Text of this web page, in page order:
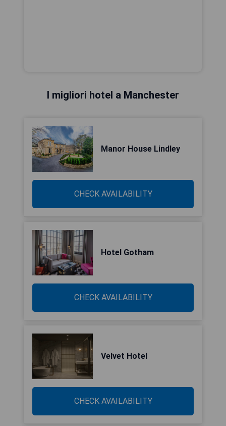
I migliori hotel a Manchester
Manor House Lindley
CHECK AVAILABILITY
Hotel Gotham
CHECK AVAILABILITY
Velvet Hotel
CHECK AVAILABILITY